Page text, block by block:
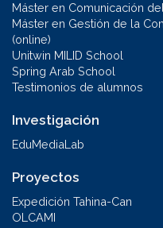
Máster en Comunicación
Máster en Gestión de la
(online)
Unitwin MILID School
Spring Arab School
Testimonios de alumnos
Investigación
EduMediaLab
Proyectos
Expedición Tahina-Can
OLCAMI